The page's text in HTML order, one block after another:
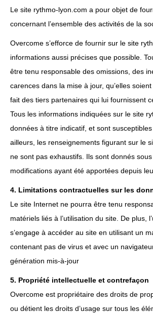
Le site rythmo-lyon.com a pour objet de
concernant l’ensemble des activités de la
Overcome s’efforce de fournir sur le site
informations aussi précises que possible.
être tenu responsable des omissions, des
carences dans la mise à jour, qu’elles
fait des tiers partenaires qui lui fournissent
Tous les informations indiquées sur le site
données à titre indicatif, et sont susceptibles
ailleurs, les renseignements figurant sur le
ne sont pas exhaustifs. Ils sont donnés
modifications ayant été apportées depuis
4. Limitations contractuelles sur les
Le site Internet ne pourra être tenu
matériels liés à l’utilisation du site. De plus,
s’engage à accéder au site en utilisant un
contenant pas de virus et avec un
génération mis-à-jour
5. Propriété intellectuelle et contrefaçon
Overcome est propriétaire des droits de
ou détient les droits d’usage sur tous les